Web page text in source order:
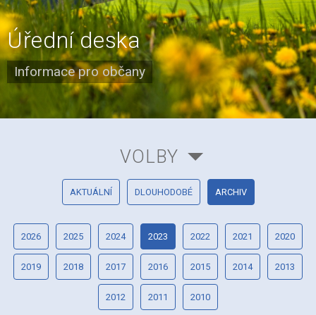
Úřední deska
Informace pro občany
VOLBY
AKTUÁLNÍ DLOUHODOBÉ ARCHIV
2026 2025 2024 2023 2022 2021 2020
2019 2018 2017 2016 2015 2014 2013
2012 2011 2010